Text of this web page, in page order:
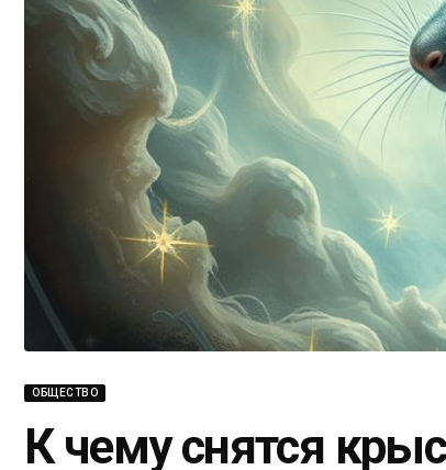
ОБЩЕСТВО
К чему снятся